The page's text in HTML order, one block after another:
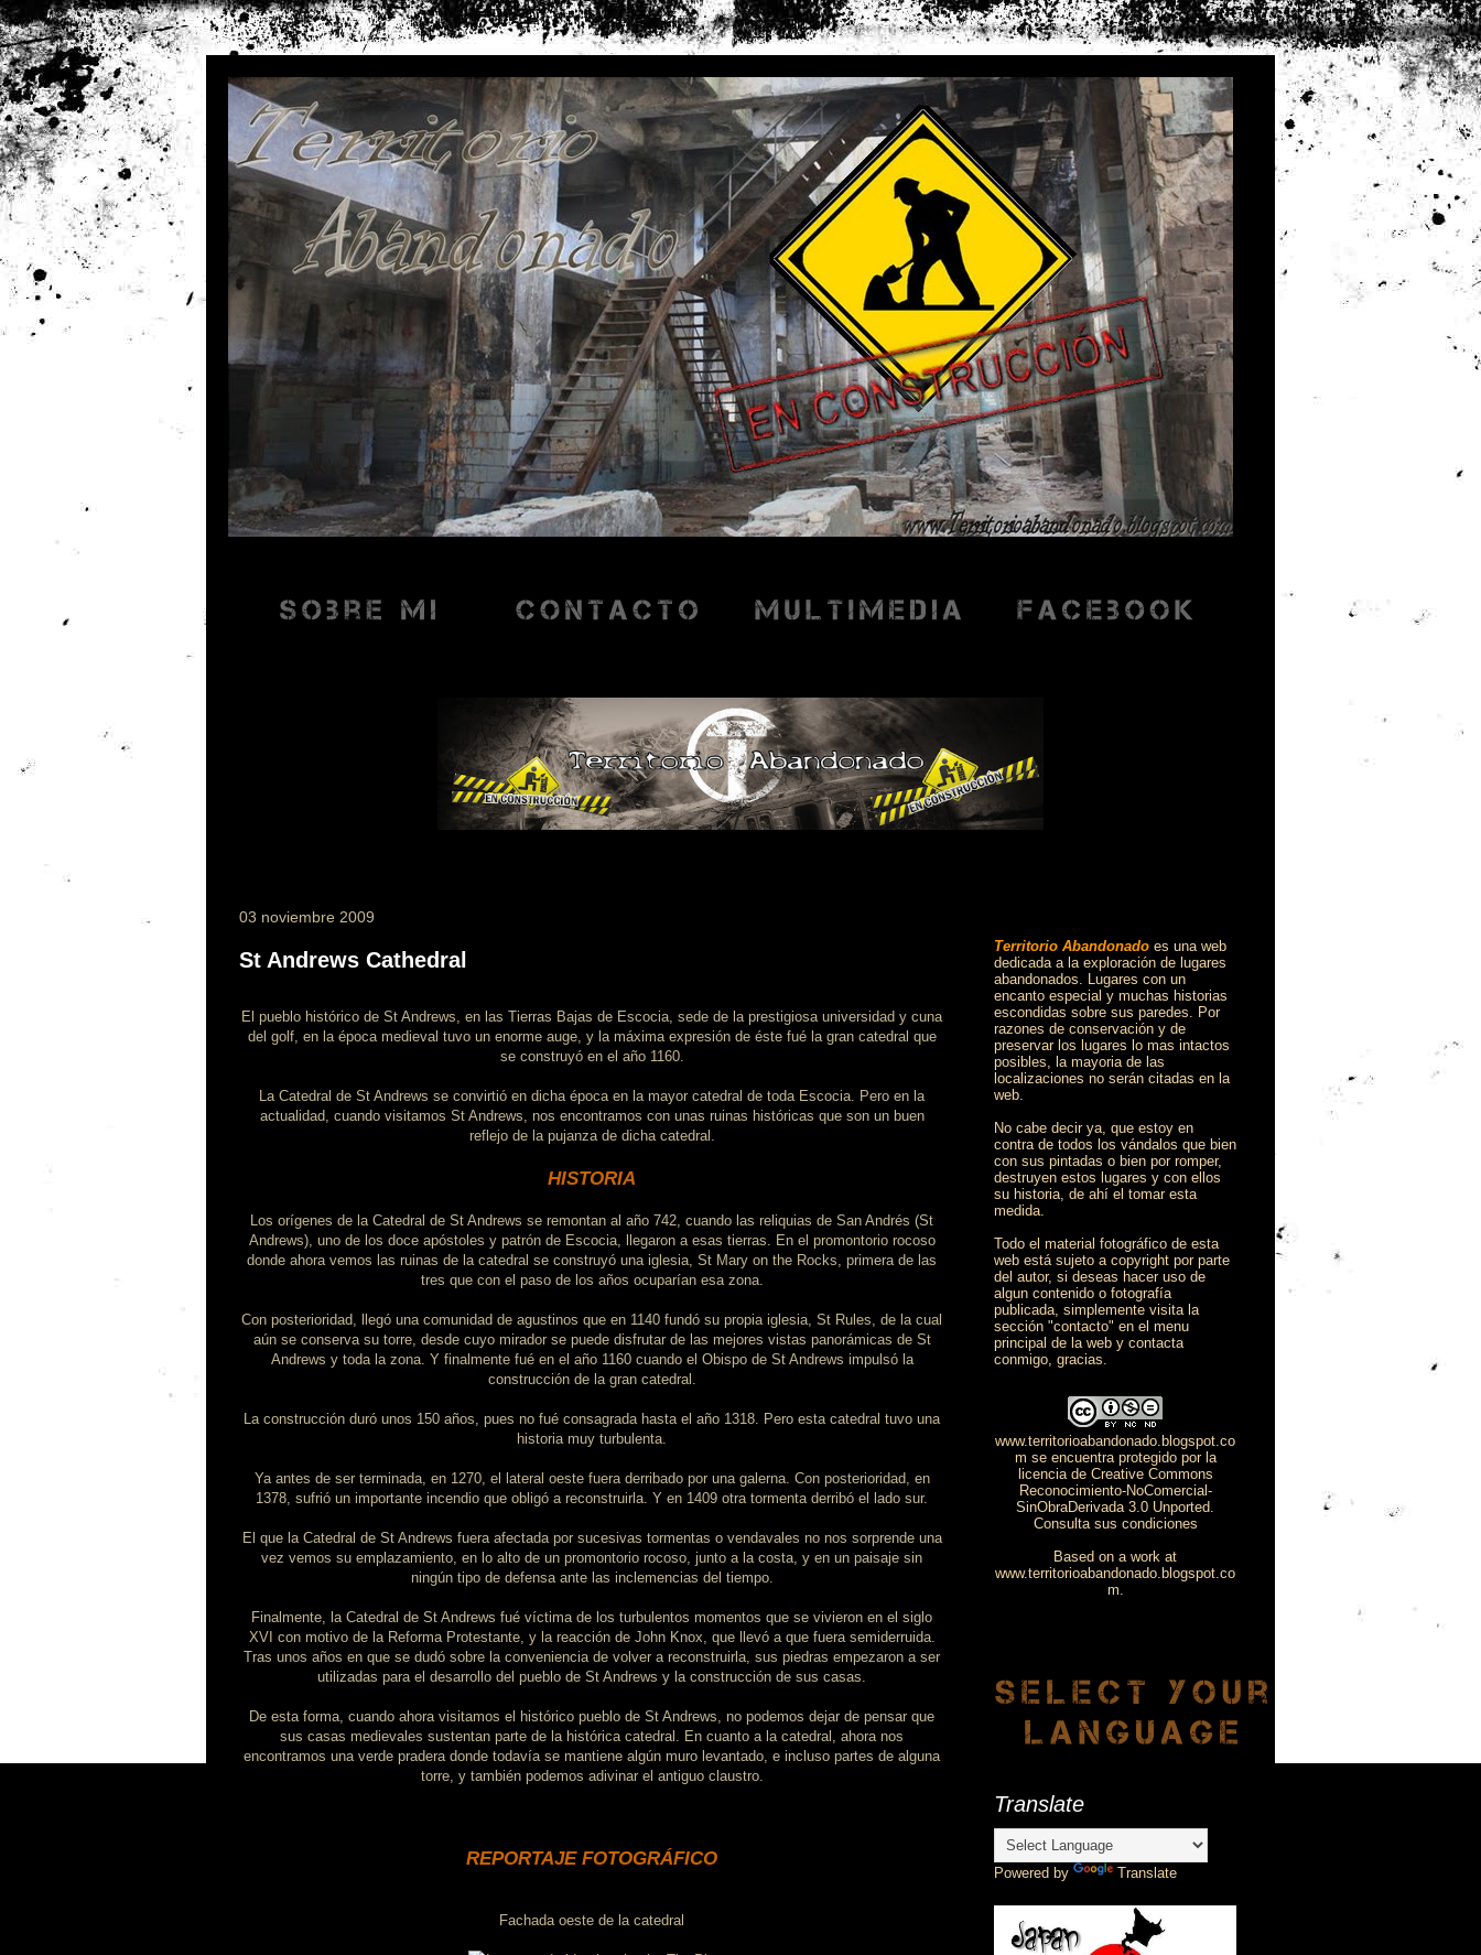
03 noviembre 2009
St Andrews Cathedral
El pueblo histórico de St Andrews, en las Tierras Bajas de Escocia, sede de la prestigiosa universidad y cuna
del golf, en la época medieval tuvo un enorme auge, y la máxima expresión de éste fué la gran catedral que
se construyó en el año 1160.
La Catedral de St Andrews se convirtió en dicha época en la mayor catedral de toda Escocia. Pero en la
actualidad, cuando visitamos St Andrews, nos encontramos con unas ruinas históricas que son un buen
reflejo de la pujanza de dicha catedral.
HISTORIA
Los orígenes de la Catedral de St Andrews se remontan al año 742, cuando las reliquias de San Andrés (St
Andrews), uno de los doce apóstoles y patrón de Escocia, llegaron a esas tierras. En el promontorio rocoso
donde ahora vemos las ruinas de la catedral se construyó una iglesia, St Mary on the Rocks, primera de las
tres que con el paso de los años ocuparían esa zona.
Con posterioridad, llegó una comunidad de agustinos que en 1140 fundó su propia iglesia, St Rules, de la cual
aún se conserva su torre, desde cuyo mirador se puede disfrutar de las mejores vistas panorámicas de St
Andrews y toda la zona. Y finalmente fué en el año 1160 cuando el Obispo de St Andrews impulsó la
construcción de la gran catedral.
La construcción duró unos 150 años, pues no fué consagrada hasta el año 1318. Pero esta catedral tuvo una
historia muy turbulenta.
Ya antes de ser terminada, en 1270, el lateral oeste fuera derribado por una galerna. Con posterioridad, en
1378, sufrió un importante incendio que obligó a reconstruirla. Y en 1409 otra tormenta derribó el lado sur.
El que la Catedral de St Andrews fuera afectada por sucesivas tormentas o vendavales no nos sorprende una
vez vemos su emplazamiento, en lo alto de un promontorio rocoso, junto a la costa, y en un paisaje sin
ningún tipo de defensa ante las inclemencias del tiempo.
Finalmente, la Catedral de St Andrews fué víctima de los turbulentos momentos que se vivieron en el siglo
XVI con motivo de la Reforma Protestante, y la reacción de John Knox, que llevó a que fuera semiderruida.
Tras unos años en que se dudó sobre la conveniencia de volver a reconstruirla, sus piedras empezaron a ser
utilizadas para el desarrollo del pueblo de St Andrews y la construcción de sus casas.
De esta forma, cuando ahora visitamos el histórico pueblo de St Andrews, no podemos dejar de pensar que
sus casas medievales sustentan parte de la histórica catedral. En cuanto a la catedral, ahora nos
encontramos una verde pradera donde todavía se mantiene algún muro levantado, e incluso partes de alguna
torre, y también podemos adivinar el antiguo claustro.
REPORTAJE FOTOGRÁFICO
Fachada oeste de la catedral
Territorio Abandonado es una web
dedicada a la exploración de lugares
abandonados. Lugares con un
encanto especial y muchas historias
escondidas sobre sus paredes. Por
razones de conservación y de
preservar los lugares lo mas intactos
posibles, la mayoria de las
localizaciones no serán citadas en la
web.
No cabe decir ya, que estoy en
contra de todos los vándalos que bien
con sus pintadas o bien por romper,
destruyen estos lugares y con ellos
su historia, de ahí el tomar esta
medida.
Todo el material fotográfico de esta
web está sujeto a copyright por parte
del autor, si deseas hacer uso de
algun contenido o fotografía
publicada, simplemente visita la
sección "contacto" en el menu
principal de la web y contacta
conmigo, gracias.
www.territorioabandonado.blogspot.co
m se encuentra protegido por la
licencia de Creative Commons
Reconocimiento-NoComercial-
SinObraDerivada 3.0 Unported.
Consulta sus condiciones
Based on a work at
www.territorioabandonado.blogspot.co
m.
Translate
Powered by Translate